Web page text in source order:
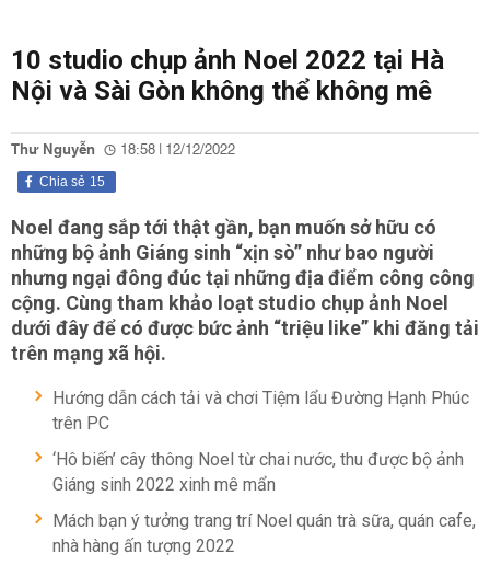
10 studio chụp ảnh Noel 2022 tại Hà
Nội và Sài Gòn không thể không mê
Thư Nguyễn 18:58 | 12/12/2022
15
Chia sẻ
Noel đang sắp tới thật gần, bạn muốn sở hữu có
những bộ ảnh Giáng sinh “xịn sò” như bao người
nhưng ngại đông đúc tại những địa điểm công công
cộng. Cùng tham khảo loạt studio chụp ảnh Noel
dưới đây để có được bức ảnh “triệu like” khi đăng tải
trên mạng xã hội.
​​Hướng dẫn cách tải và chơi Tiệm lẩu Đường Hạnh Phúc
trên PC
‘Hô biến’ cây thông Noel từ chai nước, thu được bộ ảnh
Giáng sinh 2022 xinh mê mẩn
Mách bạn ý tưởng trang trí Noel quán trà sữa, quán cafe,
nhà hàng ấn tượng 2022